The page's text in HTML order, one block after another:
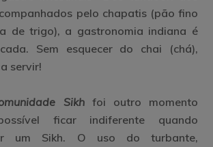
pelo chapatis (pão fino
de trigo), a gastronomia indiana é
Sem esquecer do chai (chá),
servir!
Sikhfoi outro momento
ficar indiferente quando
um Sikh. O uso do turbante,